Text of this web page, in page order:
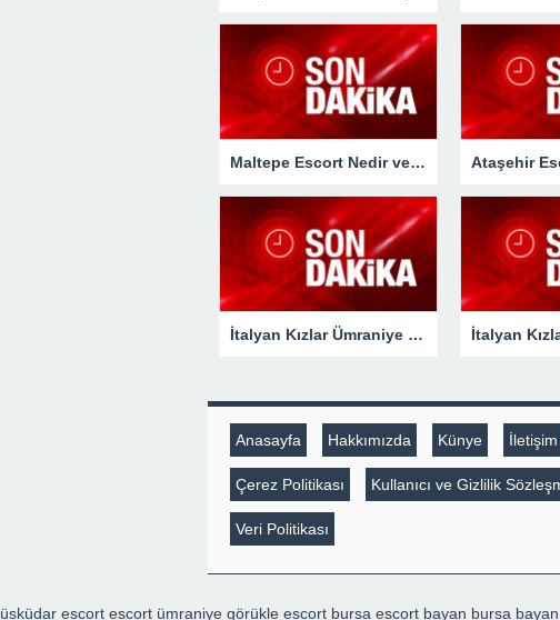
Maltepe Escort Nedir ve Hizmetleri Nelerdir?
İtalyan Kızlar Ümraniye Escort Bayan Sitesi
Anasayfa Hakkımızda Künye İletişim
Çerez Politikası Kullanıcı ve Gizlilik
Veri Politikası
üsküdar escort escort ümraniye görükle escort bursa escort bayan bursa